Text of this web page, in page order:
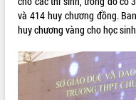
và 414 huy chương đồng.
huy chương vàng cho học